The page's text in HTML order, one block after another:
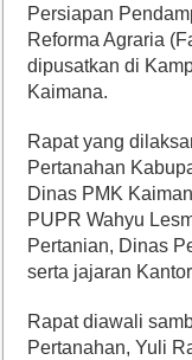
Persiapan
Reforma Agraria
dipusatkan di
Kaimana.
Rapat yang
Pertanahan
Dinas PMK
PUPR Wahyu
Pertanian, Dinas
serta jajaran
Rapat diawali
Pertanahan, Yuli